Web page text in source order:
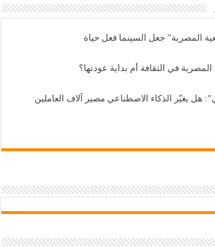
المصرية” جعل السينما فعل حياة
في الثقافة أم بداية عودتها؟
هل يغيّر الذكاء الاصطناعي مصير آلاف العاملين